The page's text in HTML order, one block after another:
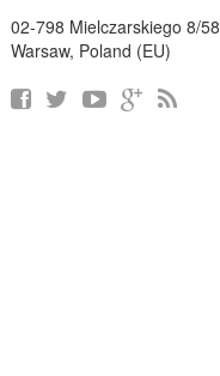
02-798 Mielczarskiego 8/58
Warsaw, Poland (EU)